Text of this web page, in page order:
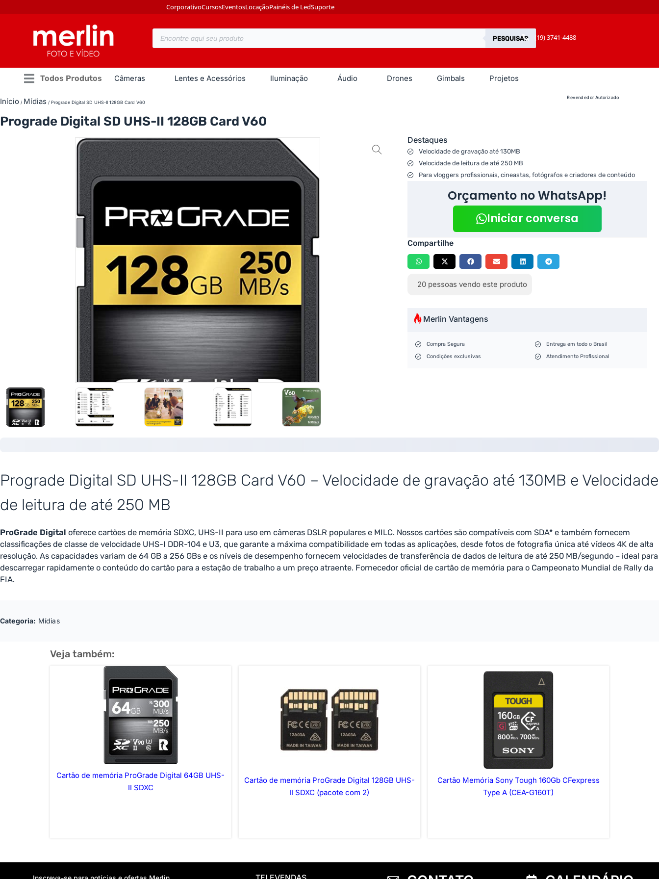
CorporativoCursosEventosLocaçãoPainéis de LedSuporte
PESQUISAR (19) 3741-4488
Todos Produtos Câmeras Lentes e Acessórios Iluminação Áudio Drones Gimbals Projetos
Início / Mídias / Prograde Digital SD UHS-II 128GB Card V60
Prograde Digital SD UHS-II 128GB Card V60
Revendedor Autorizado
Destaques
Velocidade de gravação até 130MB
Velocidade de leitura de até 250 MB
Para vloggers profissionais, cineastas, fotógrafos e criadores de conteúdo
Orçamento no WhatsApp!
Iniciar conversa
Compartilhe
20 pessoas vendo este produto
Merlin Vantagens
Compra Segura
Condições exclusivas
Entrega em todo o Brasil
Atendimento Profissional
Prograde Digital SD UHS-II 128GB Card V60 – Velocidade de gravação até 130MB e Velocidade
de leitura de até 250 MB
ProGrade Digital oferece cartões de memória SDXC, UHS-II para uso em câmeras DSLR populares e MILC. Nossos cartões são compatíveis com SDA* e também fornecem
classificações de classe de velocidade UHS-I DDR-104 e U3, que garante a máxima compatibilidade em todas as aplicações, desde fotos de fotografia única até vídeos 4K de alta
resolução. As capacidades variam de 64 GB a 256 GBs e os níveis de desempenho fornecem velocidades de transferência de dados de leitura de até 250 MB/segundo – ideal para
descarregar rapidamente o conteúdo do cartão para a estação de trabalho a um preço atraente. Fornecedor oficial de cartão de memória para o Campeonato Mundial de Rally da
FIA.
Categoria: Mídias
Veja também:
Cartão de memória ProGrade Digital 64GB UHS-
II SDXC
Cartão de memória ProGrade Digital 128GB UHS-
II SDXC (pacote com 2)
Cartão Memória Sony Tough 160Gb CFexpress
Type A (CEA-G160T)